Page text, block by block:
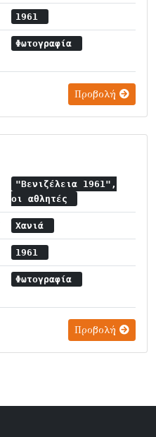
1961
Φωτογραφία
Προβολή
"Βενιζέλεια 1961",
οι αθλητές
Χανιά
1961
Φωτογραφία
Προβολή